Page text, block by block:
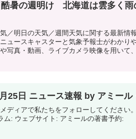
暑の週明け 北海道は雲多く雨
気／明日の天気／週間天気に関する最新
ュースキャスターと気象予報士がわかり
写真・動画、ライブカメラ映像を用いて
25日 ニュース速報 by アミール
ディアで私たちをフォローしてください
ム: ウェブサイト: アミールの著書予約: